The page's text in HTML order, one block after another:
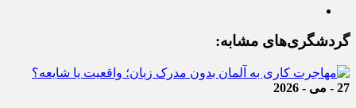
گردشگری‌های مشابه:
27 - می - 2026